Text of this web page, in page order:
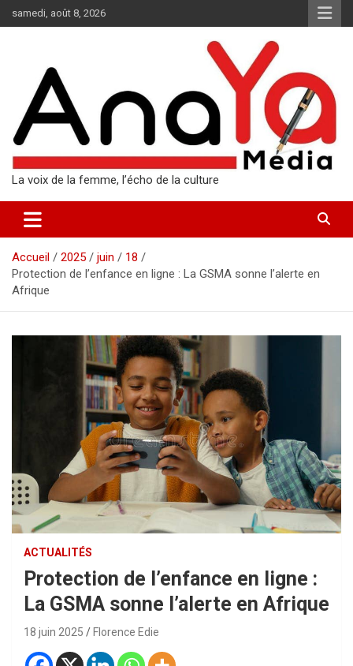
au
samedi, août 8, 2026
La voix de la femme, l’écho de la culture
Accueil 2025 juin
18
Protection de l’enfance en ligne : La GSMA sonne l’alerte en
Afrique
ACTUALITÉS
Protection de l’enfance en ligne :
La GSMA sonne l’alerte en Afrique
18 juin 2025 Florence Edie